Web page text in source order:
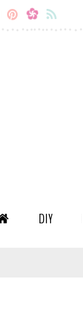
Miss- Miss-
DIY